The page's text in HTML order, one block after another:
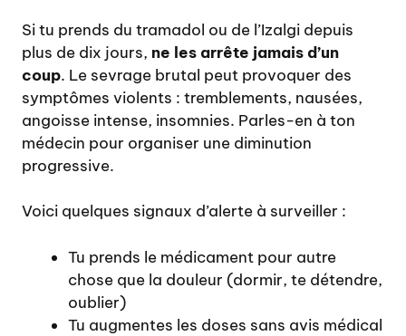
Si tu prends du tramadol ou de l’Izalgi depuis
plus de dix jours, ne les arrête jamais d’un
coup. Le sevrage brutal peut provoquer des
symptômes violents : tremblements, nausées,
angoisse intense, insomnies. Parles-en à ton
médecin pour organiser une diminution
progressive.
Voici quelques signaux d’alerte à surveiller :
Tu prends le médicament pour autre
chose que la douleur (dormir, te détendre,
oublier)
Tu augmentes les doses sans avis médical